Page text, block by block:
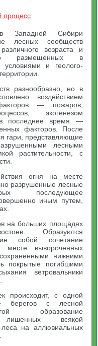
процесс
Западной Сибири
лесных сообществ
возраста и
размещенных в
условиями и геолого-
разнообразно, но в
воздействием
— пожаров,
экогенезом
в последнее время —
факторов. После
гари, представляющие
лесными
растительности, с
огня на месте
разрушенные лесные
последующее
иным путем,
на больших площадях
Образуются
собой сочетание
месте вывороченных
нижними
покрытые погибшими
ветровальники
происходит, с одной
берегов с лесной
— образование
всякой
леса на аллювиальных